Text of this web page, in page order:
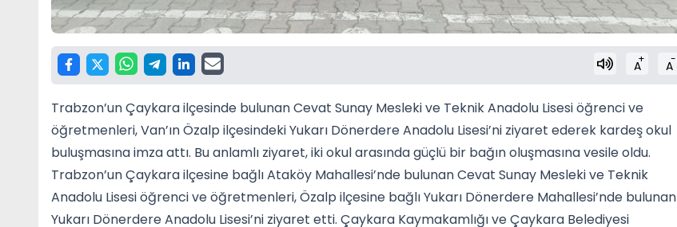
A+ A-
Trabzon’un Çaykara ilçesinde bulunan Cevat Sunay Mesleki ve Teknik Anadolu Lisesi öğrenci ve
öğretmenleri, Van’ın Özalp ilçesindeki Yukarı Dönerdere Anadolu Lisesi’ni ziyaret ederek kardeş okul
buluşmasına imza attı. Bu anlamlı ziyaret, iki okul arasında güçlü bir bağın oluşmasına vesile oldu.
Trabzon’un Çaykara ilçesine bağlı Ataköy Mahallesi’nde bulunan Cevat Sunay Mesleki ve Teknik
Anadolu Lisesi öğrenci ve öğretmenleri, Özalp ilçesine bağlı Yukarı Dönerdere Mahallesi’nde bulunan
Yukarı Dönerdere Anadolu Lisesi’ni ziyaret etti. Çaykara Kaymakamlığı ve Çaykara Belediyesi